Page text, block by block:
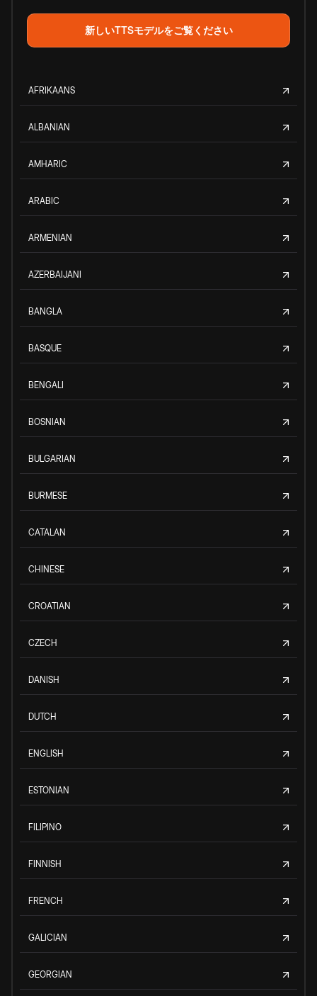
新しいTTSモデルをご覧ください
AFRIKAANS
ALBANIAN
AMHARIC
ARABIC
ARMENIAN
AZERBAIJANI
BANGLA
BASQUE
BENGALI
BOSNIAN
BULGARIAN
BURMESE
CATALAN
CHINESE
CROATIAN
CZECH
DANISH
DUTCH
ENGLISH
ESTONIAN
FILIPINO
FINNISH
FRENCH
GALICIAN
GEORGIAN